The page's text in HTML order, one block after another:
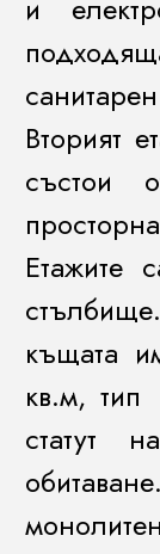
и
Вторият
състои
Етажите
къщата
кв.м, тип
статут